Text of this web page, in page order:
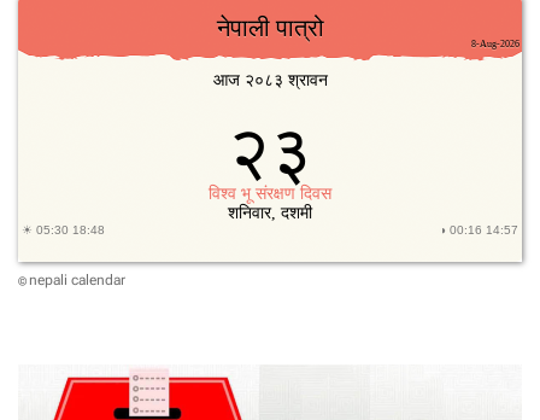
© nepali calendar